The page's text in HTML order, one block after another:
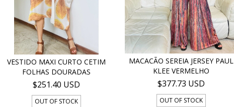
VESTIDO MAXI CURTO CETIM
FOLHAS DOURADAS
$251.40 USD
OUT OF STOCK
MACACÃO SEREIA JERSEY PAUL
KLEE VERMELHO
$377.73 USD
OUT OF STOCK